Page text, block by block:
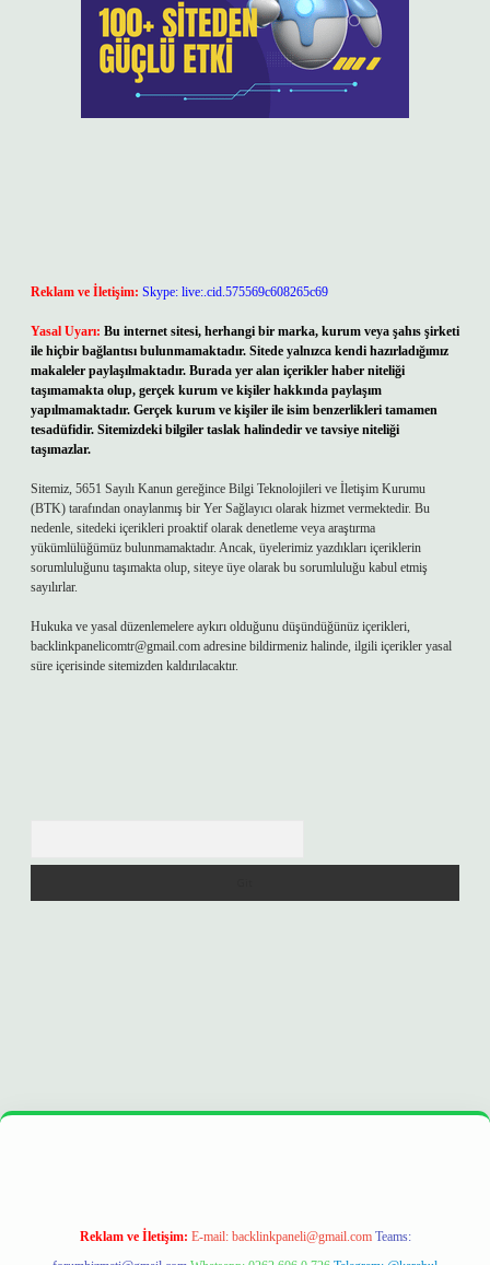
Reklam ve İletişim: Skype: live:.cid.575569c608265c69
Yasal Uyarı: Bu internet sitesi, herhangi bir marka, kurum veya şahıs şirketi
ile hiçbir bağlantısı bulunmamaktadır. Sitede yalnızca kendi hazırladığımız
makaleler paylaşılmaktadır. Burada yer alan içerikler haber niteliği
taşımamakta olup, gerçek kurum ve kişiler hakkında paylaşım
yapılmamaktadır. Gerçek kurum ve kişiler ile isim benzerlikleri tamamen
tesadüfidir. Sitemizdeki bilgiler taslak halindedir ve tavsiye niteliği
taşımazlar.
Sitemiz, 5651 Sayılı Kanun gereğince Bilgi Teknolojileri ve İletişim Kurumu
(BTK) tarafından onaylanmış bir Yer Sağlayıcı olarak hizmet vermektedir. Bu
nedenle, sitedeki içerikleri proaktif olarak denetleme veya araştırma
yükümlülüğümüz bulunmamaktadır. Ancak, üyelerimiz yazdıkları içeriklerin
sorumluluğunu taşımakta olup, siteye üye olarak bu sorumluluğu kabul etmiş
sayılırlar.
Hukuka ve yasal düzenlemelere aykırı olduğunu düşündüğünüz içerikleri,
backlinkpanelicomtr@gmail.com adresine bildirmeniz halinde, ilgili içerikler yasal
süre içerisinde sitemizden kaldırılacaktır.
betilbetgir.netbetexperhttps://betexpergir.net/
Reklam ve İletişim: E-mail: backlinkpaneli@gmail.com Teams: